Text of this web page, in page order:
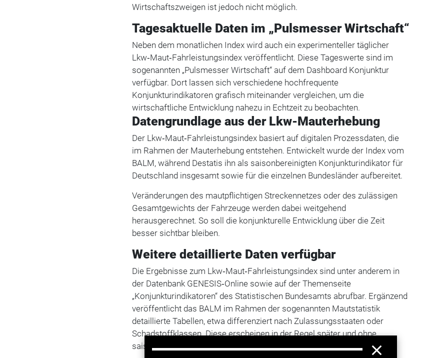
Wirtschaftszweigen ist jedoch nicht möglich.
Tagesaktuelle Daten im „Pulsmesser Wirtschaft“
Neben dem monatlichen Index wird auch ein experimenteller täglicher
Lkw‑Maut‑Fahrleistungsindex veröffentlicht. Diese Tageswerte sind im
sogenannten „Pulsmesser Wirtschaft“ auf dem Dashboard Konjunktur
verfügbar. Dort lassen sich verschiedene hochfrequente
Konjunkturindikatoren grafisch miteinander vergleichen, um die
wirtschaftliche Entwicklung nahezu in Echtzeit zu beobachten.
Datengrundlage aus der Lkw-Mauterhebung
Der Lkw‑Maut‑Fahrleistungsindex basiert auf digitalen Prozessdaten, die
im Rahmen der Mauterhebung entstehen. Entwickelt wurde der Index vom
BALM, während Destatis ihn als saisonbereinigten Konjunkturindikator für
Deutschland insgesamt sowie für die einzelnen Bundesländer aufbereitet.
Veränderungen des mautpflichtigen Streckennetzes oder des zulässigen
Gesamtgewichts der Fahrzeuge werden dabei weitgehend
herausgerechnet. So soll die konjunkturelle Entwicklung über die Zeit
besser sichtbar bleiben.
Weitere detaillierte Daten verfügbar
Die Ergebnisse zum Lkw‑Maut‑Fahrleistungsindex sind unter anderem in
der Datenbank GENESIS‑Online sowie auf der Themenseite
„Konjunkturindikatoren“ des Statistischen Bundesamts abrufbar. Ergänzend
veröffentlicht das BALM im Rahmen der sogenannten Mautstatistik
detaillierte Tabellen, etwa differenziert nach Zulassungsstaaten oder
Schadstoffklassen. Diese erscheinen in der Regel später und ohne
saisonale Bereinigung.